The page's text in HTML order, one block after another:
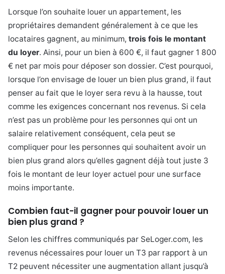
Lorsque l’on souhaite louer un appartement, les
propriétaires demandent généralement à ce que les
locataires gagnent, au minimum, trois fois le montant
du loyer. Ainsi, pour un bien à 600 €, il faut gagner 1 800
€ net par mois pour déposer son dossier. C’est pourquoi,
lorsque l’on envisage de louer un bien plus grand, il faut
penser au fait que le loyer sera revu à la hausse, tout
comme les exigences concernant nos revenus. Si cela
n’est pas un problème pour les personnes qui ont un
salaire relativement conséquent, cela peut se
compliquer pour les personnes qui souhaitent avoir un
bien plus grand alors qu’elles gagnent déjà tout juste 3
fois le montant de leur loyer actuel pour une surface
moins importante.
Combien faut-il gagner pour pouvoir louer un
bien plus grand ?
Selon les chiffres communiqués par SeLoger.com, les
revenus nécessaires pour louer un T3 par rapport à un
T2 peuvent nécessiter une augmentation allant jusqu’à